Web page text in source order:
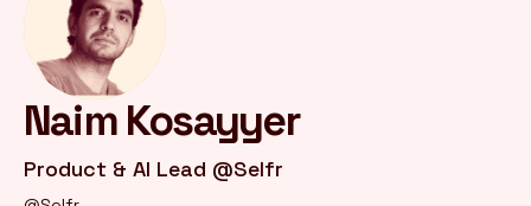
Naim Kosayyer
Product & AI Lead @Selfr